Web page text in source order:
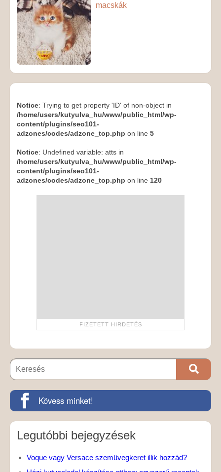
macskák
Notice: Trying to get property 'ID' of non-object in
/home/users/kutyulva_hu/www/public_html/wp-
content/plugins/seo101-
adzones/codes/adzone_top.php on line 5
Notice: Undefined variable: atts in
/home/users/kutyulva_hu/www/public_html/wp-
content/plugins/seo101-
adzones/codes/adzone_top.php on line 120
Kövess minket!
Legutóbbi bejegyzések
Voque vagy Versace szemüvegkeret illik hozzád?